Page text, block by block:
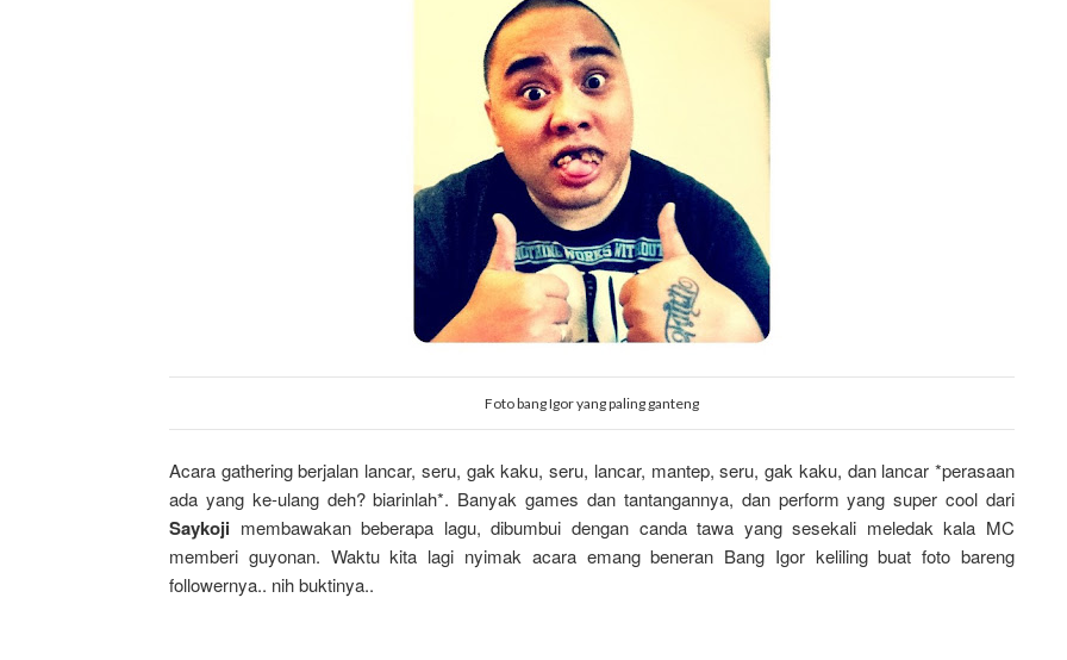
Foto bang Igor yang paling ganteng
Acara gathering berjalan lancar, seru, gak kaku, seru, lancar, mantep, seru, gak kaku, dan lancar *perasaan
ada yang ke-ulang deh? biarinlah*. Banyak games dan tantangannya, dan perform yang super cool dari
Saykoji membawakan beberapa lagu, dibumbui dengan canda tawa yang sesekali meledak kala MC
memberi guyonan. Waktu kita lagi nyimak acara emang beneran Bang Igor keliling buat foto bareng
followernya.. nih buktinya..